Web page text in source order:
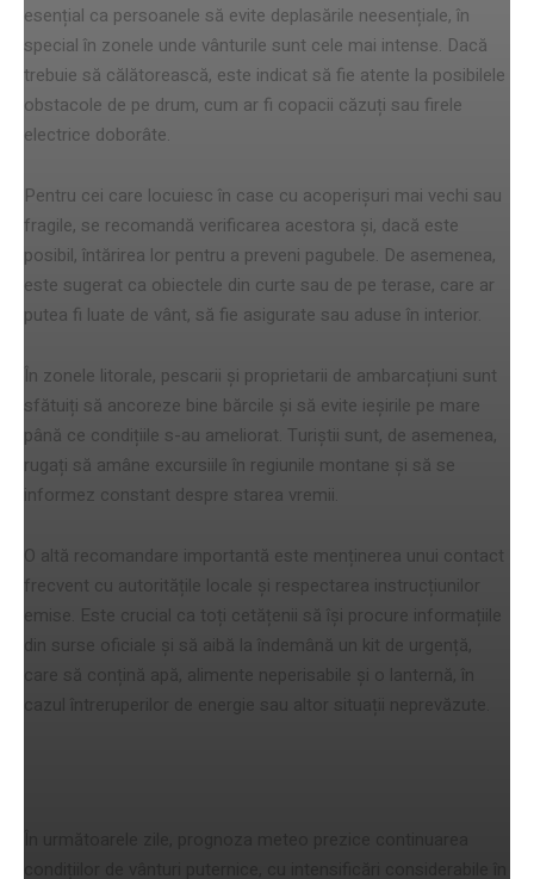
esențial ca persoanele să evite deplasările neesențiale, în
special în zonele unde vânturile sunt cele mai intense. Dacă
trebuie să călătorească, este indicat să fie atente la posibilele
obstacole de pe drum, cum ar fi copacii căzuți sau firele
electrice doborâte.
Pentru cei care locuiesc în case cu acoperișuri mai vechi sau
fragile, se recomandă verificarea acestora și, dacă este
posibil, întărirea lor pentru a preveni pagubele. De asemenea,
este sugerat ca obiectele din curte sau de pe terase, care ar
putea fi luate de vânt, să fie asigurate sau aduse în interior.
În zonele litorale, pescarii și proprietarii de ambarcațiuni sunt
sfătuiți să ancoreze bine bărcile și să evite ieșirile pe mare
până ce condițiile s-au ameliorat. Turiștii sunt, de asemenea,
rugați să amâne excursiile în regiunile montane și să se
informez constant despre starea vremii.
O altă recomandare importantă este menținerea unui contact
frecvent cu autoritățile locale și respectarea instrucțiunilor
emise. Este crucial ca toți cetățenii să își procure informațiile
din surse oficiale și să aibă la îndemână un kit de urgență,